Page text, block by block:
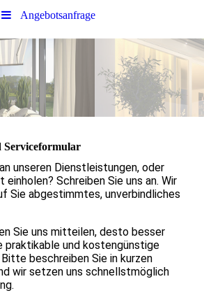
Angebotsanfrage
Serviceformular
unseren Dienstleistungen, oder
Schreiben Sie uns an. Wir
Sie abgestimmtes, unverbindliches
Sie uns mitteilen, desto besser
praktikable und kostengünstige
beschreiben Sie in kurzen
wir setzen uns schnellstmöglich